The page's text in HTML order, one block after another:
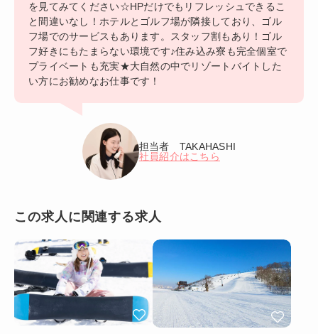
を見てみてください☆HPだけでもリフレッシュできるこ
と間違いなし！ホテルとゴルフ場が隣接しており、ゴル
フ場でのサービスもあります。スタッフ割もあり！ゴル
フ好きにもたまらない環境です♪住み込み寮も完全個室で
プライベートも充実★大自然の中でリゾートバイトした
い方にお勧めなお仕事です！
担当者 TAKAHASHI
社員紹介はこちら
この求人に関連する求人